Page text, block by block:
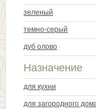
зеленый
темно-серый
дуб олово
Назначение
для кухни
для загородного